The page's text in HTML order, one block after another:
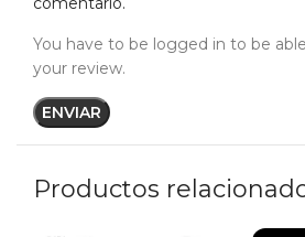
You have to be logged in to be
your review.
Productos